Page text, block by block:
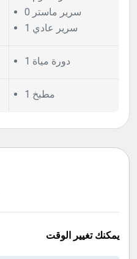
0 سرير ماستر
1 سرير عادي
1 دورة مياة
1 مطبخ
يمكنك تغيير الوقت